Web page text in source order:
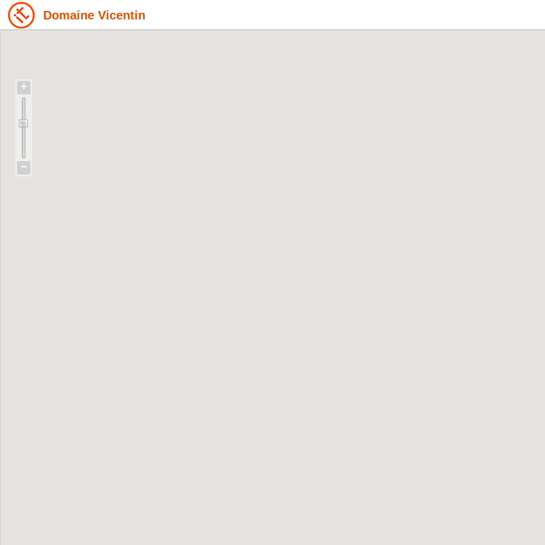
Domaine Vicentin
+
−